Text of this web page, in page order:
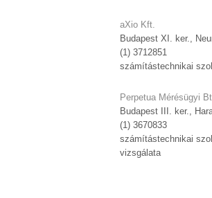
aXio Kft.
Budapest XI. ker.,
(1) 3712851
számítástechnikai
Perpetua Mérésügyi
Budapest III. ker.,
(1) 3670833
számítástechnikai
vizsgálata